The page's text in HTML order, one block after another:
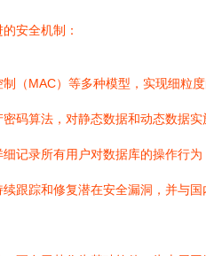
安全机制：
（MAC）等多种模型，实现细粒
码算法，对静态数据和动态数据
记录所有用户对数据库的操作行
跟踪和修复潜在安全漏洞，并与